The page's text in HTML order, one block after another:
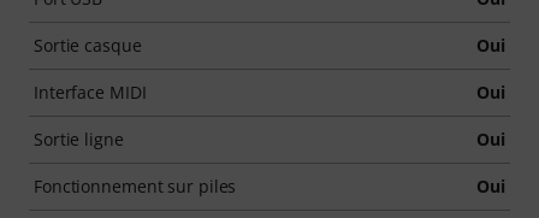
Sortie casque Oui
Interface MIDI Oui
Sortie ligne Oui
Fonctionnement sur piles Oui